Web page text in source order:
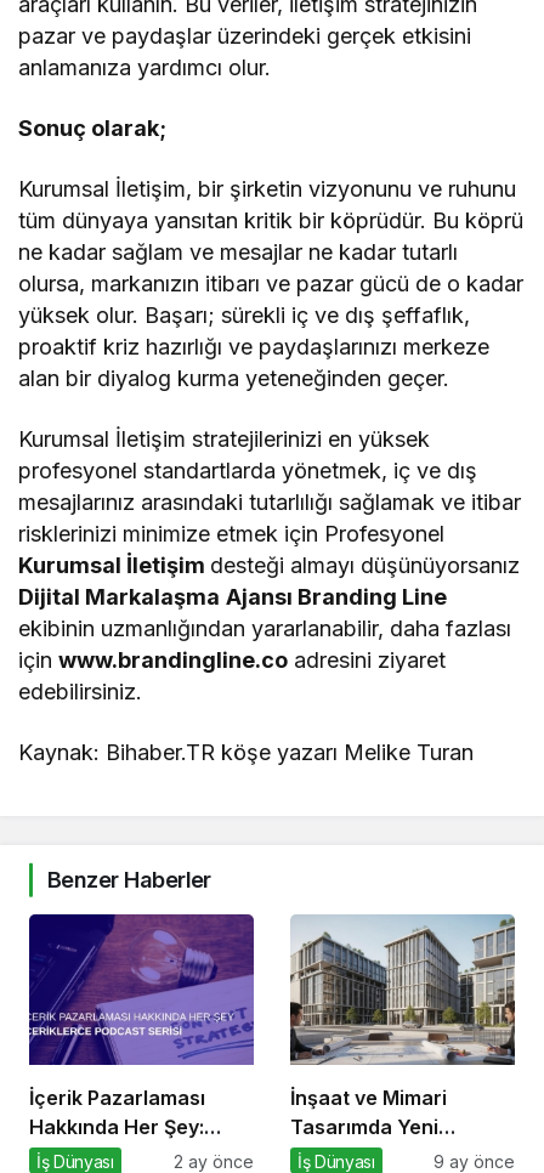
pazar ve paydaşlar üzerindeki gerçek etkisini
anlamanıza yardımcı olur.
Sonuç olarak;
Kurumsal İletişim, bir şirketin vizyonunu ve ruhunu
tüm dünyaya yansıtan kritik bir köprüdür. Bu köprü
ne kadar sağlam ve mesajlar ne kadar tutarlı
olursa, markanızın itibarı ve pazar gücü de o kadar
yüksek olur. Başarı; sürekli iç ve dış şeffaflık,
proaktif kriz hazırlığı ve paydaşlarınızı merkeze
alan bir diyalog kurma yeteneğinden geçer.
Kurumsal İletişim stratejilerinizi en yüksek
profesyonel standartlarda yönetmek, iç ve dış
mesajlarınız arasındaki tutarlılığı sağlamak ve itibar
risklerinizi minimize etmek için Profesyonel
Kurumsal İletişim desteği almayı düşünüyorsanız
Dijital Markalaşma Ajansı Branding Line
ekibinin uzmanlığından yararlanabilir, daha fazlası
içinwww.brandingline.co adresini ziyaret
edebilirsiniz.
Kaynak: Bihaber.TR köşe yazarı Melike Turan
Benzer Haberler
İçerik Pazarlaması
Hakkında Her Şey:
İçeriklerce Podcast
İş Dünyası 2 ay önce
İnşaat ve Mimari
Tasarımda Yeni
Standartlar Belirliyor
İş Dünyası 9 ay önce